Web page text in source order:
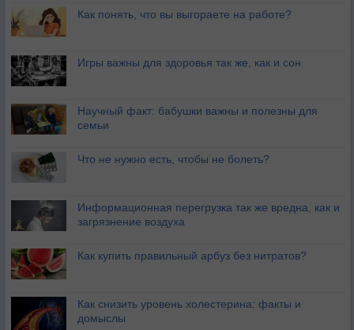
Как понять, что вы выгораете на работе?
Игры важны для здоровья так же, как и сон
Научный факт: бабушки важны и полезны для
семьи
Что не нужно есть, чтобы не болеть?
Информационная перегрузка так же вредна, как и
загрязнение воздуха
Как купить правильный арбуз без нитратов?
Как снизить уровень холестерина: факты и
домыслы